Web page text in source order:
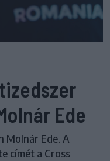
Ede
Molnár Ede. A
címét a Cross